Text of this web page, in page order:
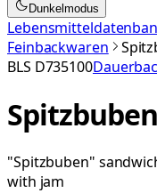
Dunkelmodus
Feinbackwaren
BLS D735100
"Spitzbuben"
with jam